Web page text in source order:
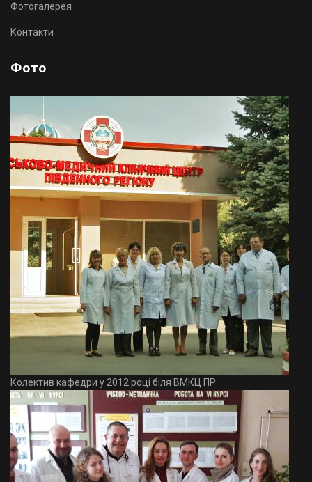
Фотогалерея
Контакти
Фото
Колектив кафедри у 2012 році біля ВМКЦ ПР